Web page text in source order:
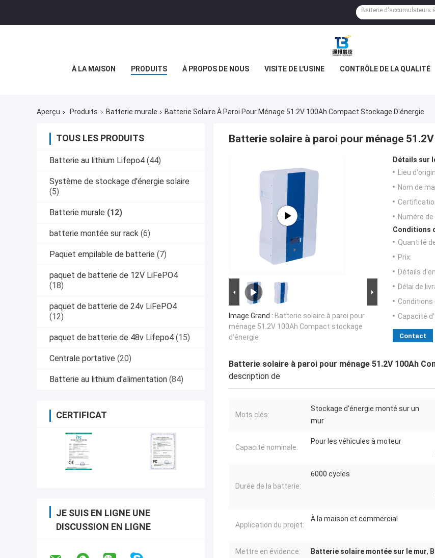
À LA MAISON PRODUITS À PROPOS DE NOUS VISITE DE L'USINE CONTRÔLE DE LA QUALITÉ
Aperçu Produits Batterie murale Batterie Solaire À Paroi Pour Ménage 51.2V 100Ah Compact Stockage D'énergie
TOUS LES PRODUITS
Batterie au lithium Lifepo4 (44)
Système de stockage d'énergie solaire
(5)
Batterie murale (12)
batterie montée sur rack (6)
Paquet empilable de batterie (7)
paquet de batterie de 12V LiFePO4
(18)
paquet de batterie de 24v LiFePO4
(12)
paquet de batterie de 48v Lifepo4 (15)
Centrale portative (20)
Batterie au lithium d'alimentation (84)
CERTIFICAT
JE SUIS EN LIGNE UNE
DISCUSSION EN LIGNE
Batterie solaire à paroi pour ménage
Image Grand : Batterie solaire à paroi pour
ménage 51.2V 100Ah Compact stockage
d'énergie
Détails sur
Lieu
Nom de
Numéro
Conditions
Quantité
Prix:
Détails
Délai de
Conditions
Capacité
Contact
Batterie solaire à paroi pour ménage 51.2V 100Ah
description de
Mots clés:
Stockage d'énergie monté sur un
mur
Capacité nominale:
Pour les véhicules à moteur
Durée de la batterie:
6000 cycles
Application du projet:
À la maison et commercial
Mettre en évidence: Batterie solaire montée sur le mur,